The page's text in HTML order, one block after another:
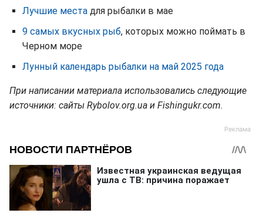
Лучшие места для рыбалки в мае
9 самых вкусных рыб, которых можно поймать в
Черном море
Лунный календарь рыбалки на май 2025 года
При написании материала использовались следующие
источники: сайты Rybolov.org.ua и Fishingukr.com.